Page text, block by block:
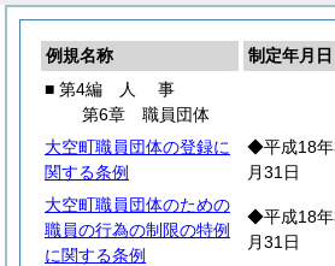
例規名称 制定年月日
■ 第4編
人 事
第6章 職員団体
大空町職員団体の登録に
関する条例
◆平成18
月31日
大空町職員団体のための
職員の行為の制限の特例
に関する条例
◆平成18
月31日